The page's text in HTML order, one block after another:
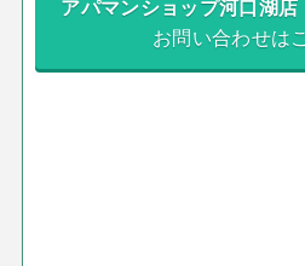
アパマンショップ河口湖
お問い合わせは